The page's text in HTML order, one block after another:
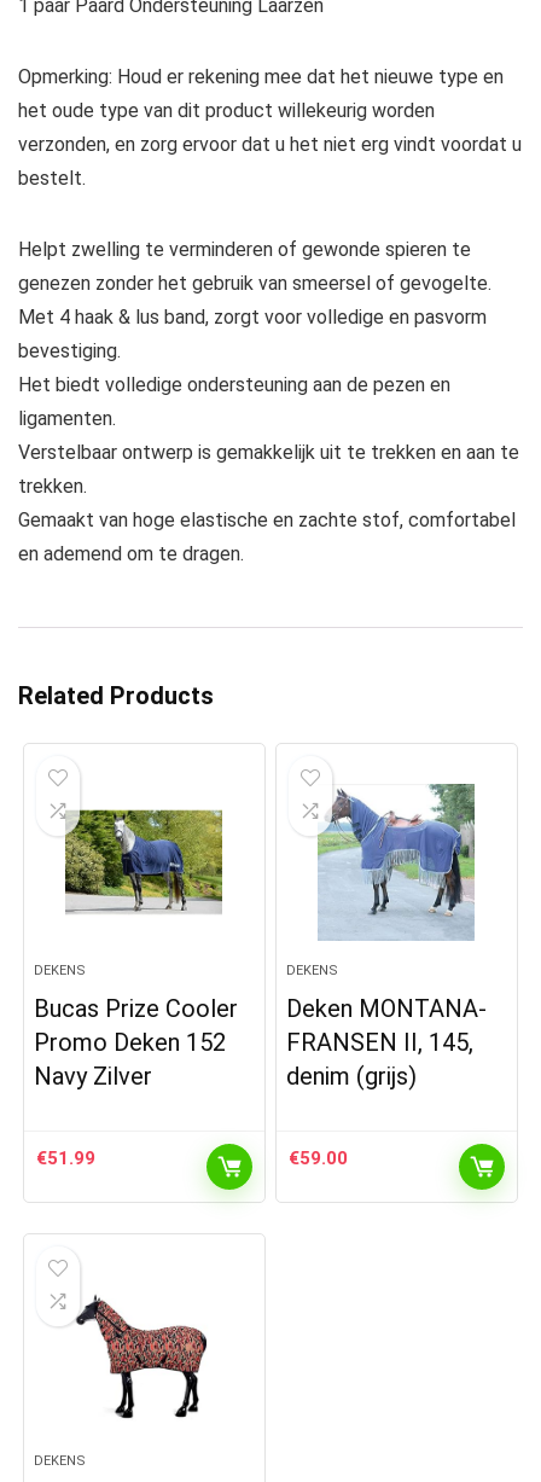
1 paar Paard Ondersteuning Laarzen
Opmerking: Houd er rekening mee dat het nieuwe type en
het oude type van dit product willekeurig worden
verzonden, en zorg ervoor dat u het niet erg vindt voordat u
bestelt.
Helpt zwelling te verminderen of gewonde spieren te
genezen zonder het gebruik van smeersel of gevogelte.
Met 4 haak & lus band, zorgt voor volledige en pasvorm
bevestiging.
Het biedt volledige ondersteuning aan de pezen en
ligamenten.
Verstelbaar ontwerp is gemakkelijk uit te trekken en aan te
trekken.
Gemaakt van hoge elastische en zachte stof, comfortabel
en ademend om te dragen.
Related Products
DEKENS
Bucas Prize Cooler
Promo Deken 152
Navy Zilver
€51.99
DEKENS
Deken MONTANA-
FRANSEN II, 145,
denim (grijs)
€59.00
DEKENS